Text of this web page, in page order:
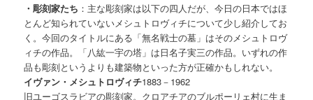
・彫刻家たち ：主な彫刻家は以下の四人だが、今日の日本ではほ
とんど知られていないメシュトロヴィチについて少し紹介してお
く。今回のタイトルにある「無名戦士の墓」はそのメシュトロヴ
ィチの作品。「八紘一宇の塔」は日名子実三の作品。いずれの作
品も彫刻というよりも建築物といった方が正確かもしれない。
イヴァン・メシュトロヴィチ1883－1962
旧ユーゴスラビアの彫刻家。クロアチアのブルポーリェ村に生ま